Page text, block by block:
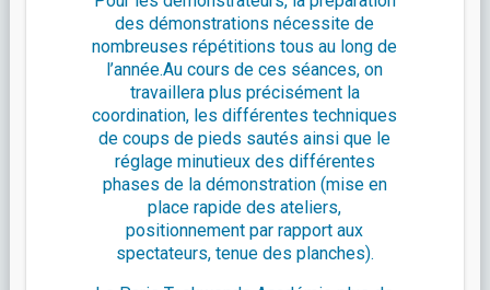
des démonstrations nécessite de
nombreuses répétitions tous au long de
l’année.Au cours de ces séances, on
travaillera plus précisément la
coordination, les différentes techniques
de coups de pieds sautés ainsi que le
réglage minutieux des différentes
phases de la démonstration (mise en
place rapide des ateliers,
positionnement par rapport aux
spectateurs, tenue des planches).